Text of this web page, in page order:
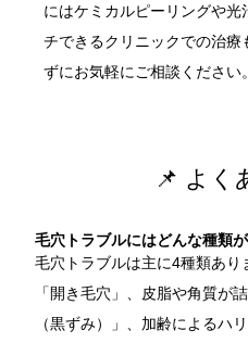
にはケミカルピーリングや
チできるクリニックでの治療
ずにお気軽にご相談ください
📌 よく
毛穴トラブルにはどんな種類
毛穴トラブルは主に4種類あ
「開き毛穴」、皮脂や角質が
（黒ずみ）」、加齢によるハ